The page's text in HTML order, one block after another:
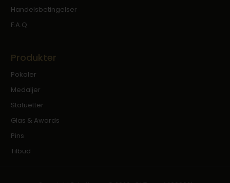
Handelsbetingelser
F.A.Q
Produkter
Pokaler
Medaljer
Statuetter
Glas & Awards
Pins
Tilbud